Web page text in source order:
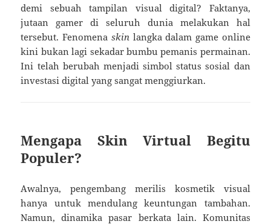
demi sebuah tampilan visual digital? Faktanya,
jutaan gamer di seluruh dunia melakukan hal
tersebut. Fenomena skin langka dalam game online
kini bukan lagi sekadar bumbu pemanis permainan.
Ini telah berubah menjadi simbol status sosial dan
investasi digital yang sangat menggiurkan.
Mengapa Skin Virtual Begitu
Populer?
Awalnya, pengembang merilis kosmetik visual
hanya untuk mendulang keuntungan tambahan.
Namun, dinamika pasar berkata lain. Komunitas